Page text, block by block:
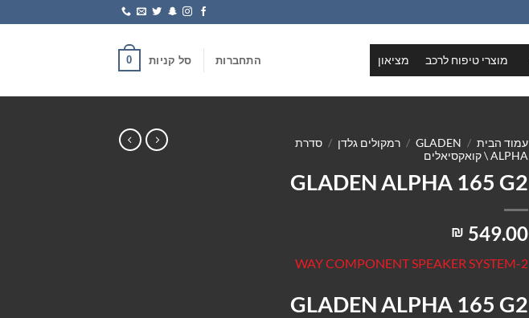
מוצרי טיפוח לרכב מציאון התחברות סל קניות 0
עמוד הבית /
GLADEN
/ רמקולים גלדן / סדרת
ALPHA \ קואקסיאלים
GLADEN ALPHA 165 G2
₪ 549.00
2-WAY COMPONENT SPEAKER SYSTEM
GLADEN ALPHA 165 G2